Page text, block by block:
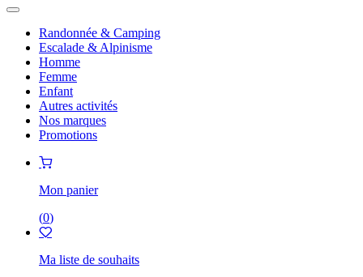
Randonnée & Camping
Escalade & Alpinisme
Homme
Femme
Enfant
Autres activités
Nos marques
Promotions
Mon panier
(0)
Ma liste de souhaits